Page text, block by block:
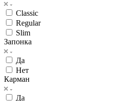
Classic
Regular
Slim
Запонка
Да
Нет
Карман
Да